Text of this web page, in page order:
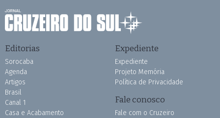
Editorias
Sorocaba
Agenda
Artigos
Brasil
Canal 1
Casa e Acabamento
Expediente
Expediente
Projeto Memória
Política de Privacidade
Fale conosco
Fale com o Cruzeiro